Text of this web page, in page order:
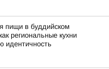
пищи в буддийском
региональные кухни
идентичность